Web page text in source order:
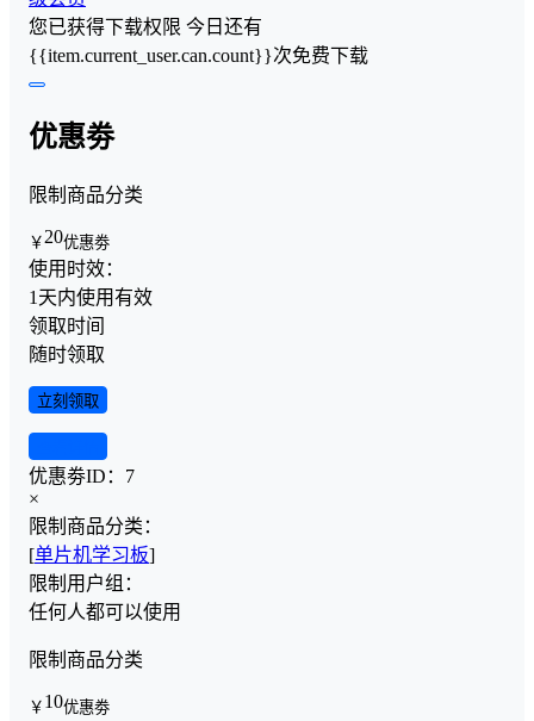
您已获得下载权限 今日还有
{{item.current_user.can.count}}次免费下载
优惠劵
限制商品分类
￥ 20优惠劵
使用时效：
1天内使用有效
领取时间
随时领取
立刻领取
优惠劵ID： 7
×
限制商品分类：
[单片机学习板]
限制用户组：
任何人都可以使用
限制商品分类
￥ 10优惠劵